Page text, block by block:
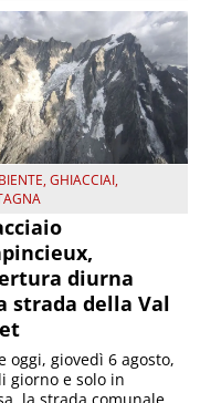
,GHIACCIAI,
diurna
strada della Val
oggi, giovedì 6 agosto,
giorno e solo in